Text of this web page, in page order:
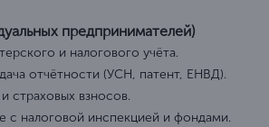
предпринимателей)
и налогового учёта.
отчётности (УСН, патент, ЕНВД).
страховых взносов.
с налоговой инспекцией и фондами.